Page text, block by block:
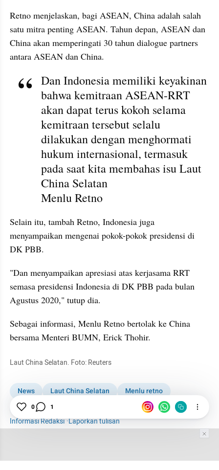
Retno menjelaskan, bagi ASEAN, China adalah salah
satu mitra penting ASEAN. Tahun depan, ASEAN dan
China akan memperingati 30 tahun dialogue partners
antara ASEAN dan China.
Dan Indonesia memiliki keyakinan
bahwa kemitraan ASEAN-RRT
akan dapat terus kokoh selama
kemitraan tersebut selalu
dilakukan dengan menghormati
hukum internasional, termasuk
pada saat kita membahas isu Laut
China Selatan
Menlu Retno
Selain itu, tambah Retno, Indonesia juga
menyampaikan mengenai pokok-pokok presidensi di
DK PBB.
"Dan menyampaikan apresiasi atas kerjasama RRT
semasa presidensi Indonesia di DK PBB pada bulan
Agustus 2020," tutup dia.
Sebagai informasi, Menlu Retno bertolak ke China
bersama Menteri BUMN, Erick Thohir.
Laut China Selatan. Foto: Reuters
News Laut China Selatan
Menlu retno
Menlu Retno L Marsudi
Informasi Redaksi·Laporkan tulisan
0 1